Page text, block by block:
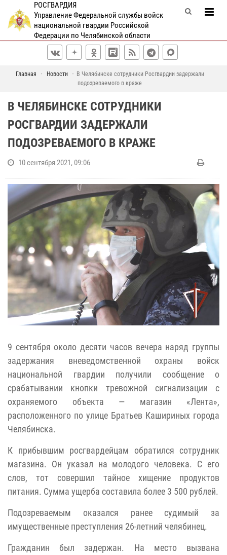
РОСГВАРДИЯ
Управление Федеральной службы войск
национальной гвардии Российской
Федерации по Челябинской области
Главная Новости
В Челябинске сотрудники Росгвардии задержали
подозреваемого в краже
В ЧЕЛЯБИНСКЕ СОТРУДНИКИ
РОСГВАРДИИ ЗАДЕРЖАЛИ
ПОДОЗРЕВАЕМОГО В КРАЖЕ
10 сентября 2021, 09:06
9 сентября около десяти часов вечера наряд группы
задержания вневедомственной охраны войск
национальной гвардии получили сообщение о
срабатывании кнопки тревожной сигнализации с
охраняемого объекта — магазин «Лента»,
расположенного по улице Братьев Кашириных города
Челябинска.
К прибывшим росгвардейцам обратился сотрудник
магазина. Он указал на молодого человека. С его
слов, тот совершил тайное хищение продуктов
питания. Сумма ущерба составила более 3 500 рублей.
Подозреваемым оказался ранее судимый за
имущественные преступления 26-летний челябинец.
Гражданин был задержан. На место вызвана